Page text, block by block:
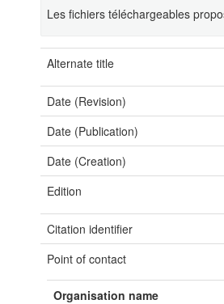
Les fichiers téléchargeables
Alternate title
Date (Revision)
Date (Publication)
Date (Creation)
Edition
Citation identifier
Point of contact
Organisation name